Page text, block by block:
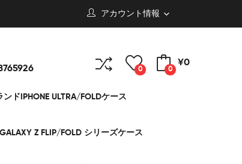
アカウント情報
0 0
¥0
ンドIPHONE ULTRA/FOLDケース
Z FLIP/FOLD シリーズケース